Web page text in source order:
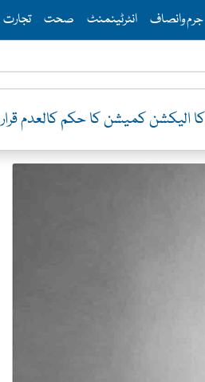
جرم وانصاف انٹرٹینمنٹ صحت تجارت
کمیشن کا حکم کالعدم قرار